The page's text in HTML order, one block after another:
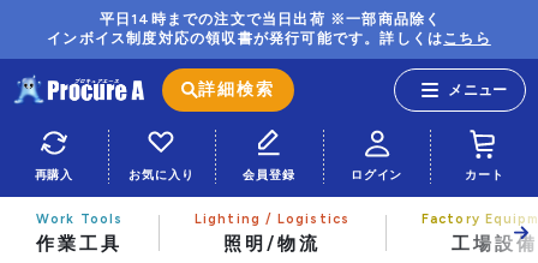
平日14時までの注文で当日出荷 ※一部商品除く
インボイス制度対応の領収書が発行可能です。詳しくはこちら
詳細検索
再購入 お気に入り 会員登録 ログイン カート
作業工具 照明/物流 工場設備